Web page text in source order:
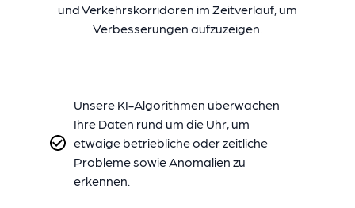
und Verkehrskorridoren im Zeitverlauf, um
Verbesserungen aufzuzeigen.
Unsere KI-Algorithmen überwachen
Ihre Daten rund um die Uhr, um
etwaige betriebliche oder zeitliche
Probleme sowie Anomalien zu
erkennen.